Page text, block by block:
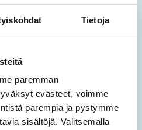
Tietoja
paremman
evästeet, voimme
parempia ja pystymme
sisältöjä. Valitsemalla
ryhmätöitä
joten varaudu
voit osallistua